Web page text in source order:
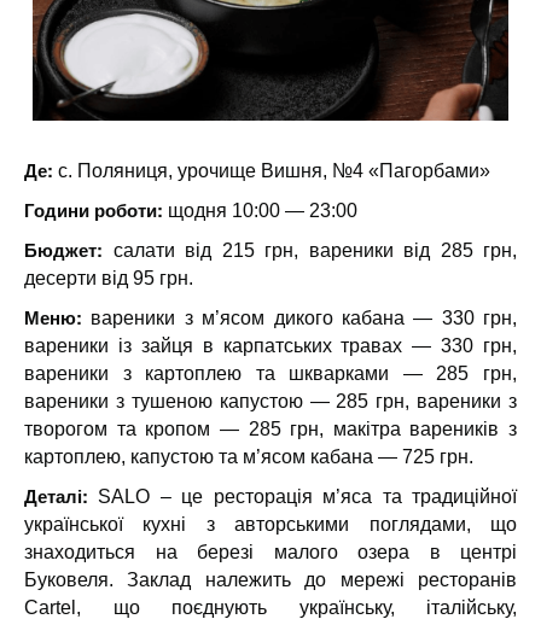
Де: с. Поляниця, урочище Вишня, №4 «Пагорбами»
Години роботи: щодня 10:00 — 23:00
Бюджет: салати від 215 грн, вареники від 285 грн,
десерти від 95 грн.
Меню: вареники з м’ясом дикого кабана — 330 грн,
вареники із зайця в карпатських травах — 330 грн,
вареники з картоплею та шкварками — 285 грн,
вареники з тушеною капустою — 285 грн, вареники з
творогом та кропом — 285 грн, макітра вареників з
картоплею, капустою та м’ясом кабана — 725 грн.
Деталі: SALO – це ресторація м’яса та традиційної
української кухні з авторськими поглядами, що
знаходиться на березі малого озера в центрі
Буковеля. Заклад належить до мережі ресторанів
Cartel, що поєднують українську, італійську,